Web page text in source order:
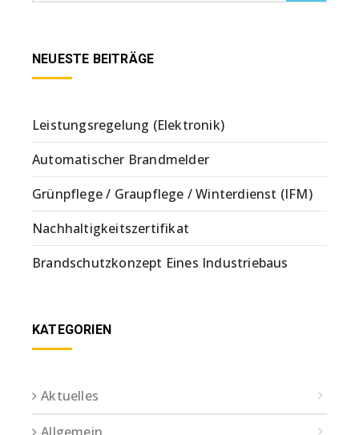
NEUESTE BEITRÄGE
Leistungsregelung (Elektronik)
Automatischer Brandmelder
Grünpflege / Graupflege / Winterdienst (IFM)
Nachhaltigkeitszertifikat
Brandschutzkonzept Eines Industriebaus
KATEGORIEN
Aktuelles
Allgemein